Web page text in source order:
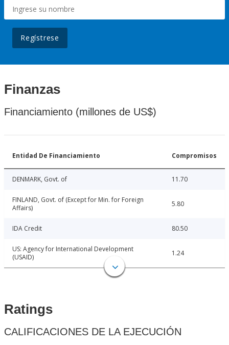
Regístrese
Finanzas
Financiamiento (millones de US$)
Entidad De Financiamiento Compromisos
DENMARK, Govt. of 11.70
FINLAND, Govt. of (Except for Min. for Foreign
Affairs)
5.80
IDA Credit 80.50
US: Agency for International Development
(USAID)
1.24
Ratings
CALIFICACIONES DE LA EJECUCIÓN